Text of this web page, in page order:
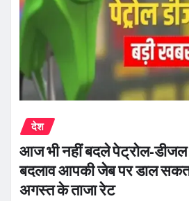
देश
आज भी नहीं बदले पेट्रोल-
बदलाव आपकी जेब पर डाल
अगस्त के ताजा रेट